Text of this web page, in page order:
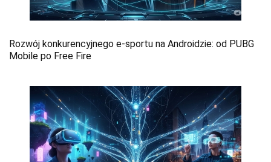
Rozwój konkurencyjnego e-sportu na Androidzie: od PUBG
Mobile po Free Fire